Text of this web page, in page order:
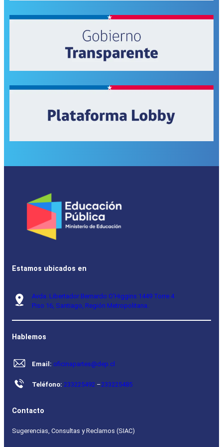
Estamos ubicados en
Avda. Libertador Bernardo O’Higgins 1449 Torre 4
Piso 16, Santiago, Región Metropolitana.
Hablemos
Email: oficinapartes@dep.cl
Teléfono: 233225492 –233225485
Contacto
Sugerencias, Consultas y Reclamos (SIAC)